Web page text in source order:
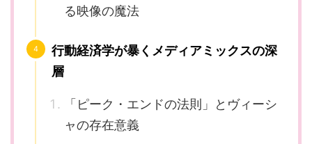
る映像の魔法
行動経済学が暴くメディアミックスの深
層
「ピーク・エンドの法則」とヴィーシ
ャの存在意義